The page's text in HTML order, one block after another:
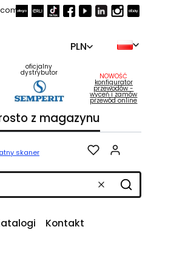
PLN
oficjalny
dystrybutor NOWOŚĆ
konfigurator
przewodów -
wyceń i zamów
przewód online
z magazynu
skaner
WyczyśćSzukaj
Kontakt